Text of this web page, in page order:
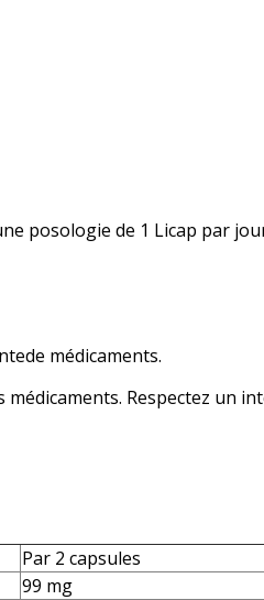
posologie de 1 Licap par
médicaments.
Respectez un
Par 2 capsules
99 mg